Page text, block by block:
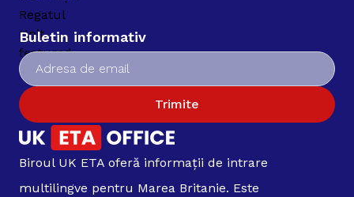
Buletin informativ
Trimite
Biroul UK ETA oferă informații de intrare
multilingve pentru Marea Britanie. Este